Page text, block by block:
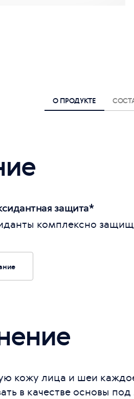
О ПРОДУКТЕ
защита*
комплексно
кожу лица и шеи
в качестве основы